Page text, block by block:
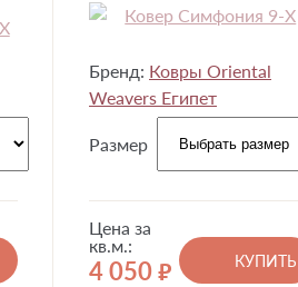
Бренд: Ковры Oriental
Weavers Египет
Размер
Цена за
кв.м.:
4 050 руб.
КУПИТЬ